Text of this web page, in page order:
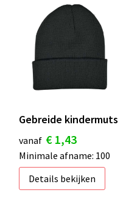
Gebreide kindermuts
vanaf € 1,43
Minimale afname: 100
Details bekijken